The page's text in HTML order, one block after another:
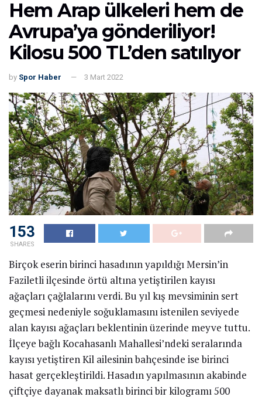
Hem Arap ülkeleri hem de
Avrupa’ya gönderiliyor!
Kilosu 500 TL’den satılıyor
by Spor Haber 3 Mart 2022
153
SHARES
Birçok eserin birinci hasadının yapıldığı Mersin’in
Faziletli ilçesinde örtü altına yetiştirilen kayısı
ağaçları çağlalarını verdi. Bu yıl kış mevsiminin sert
geçmesi nedeniyle soğuklamasını istenilen seviyede
alan kayısı ağaçları beklentinin üzerinde meyve tuttu.
İlçeye bağlı Kocahasanlı Mahallesi’ndeki seralarında
kayısı yetiştiren Kil ailesinin bahçesinde ise birinci
hasat gerçekleştirildi. Hasadın yapılmasının akabinde
çiftçiye dayanak maksatlı birinci bir kilogramı 500